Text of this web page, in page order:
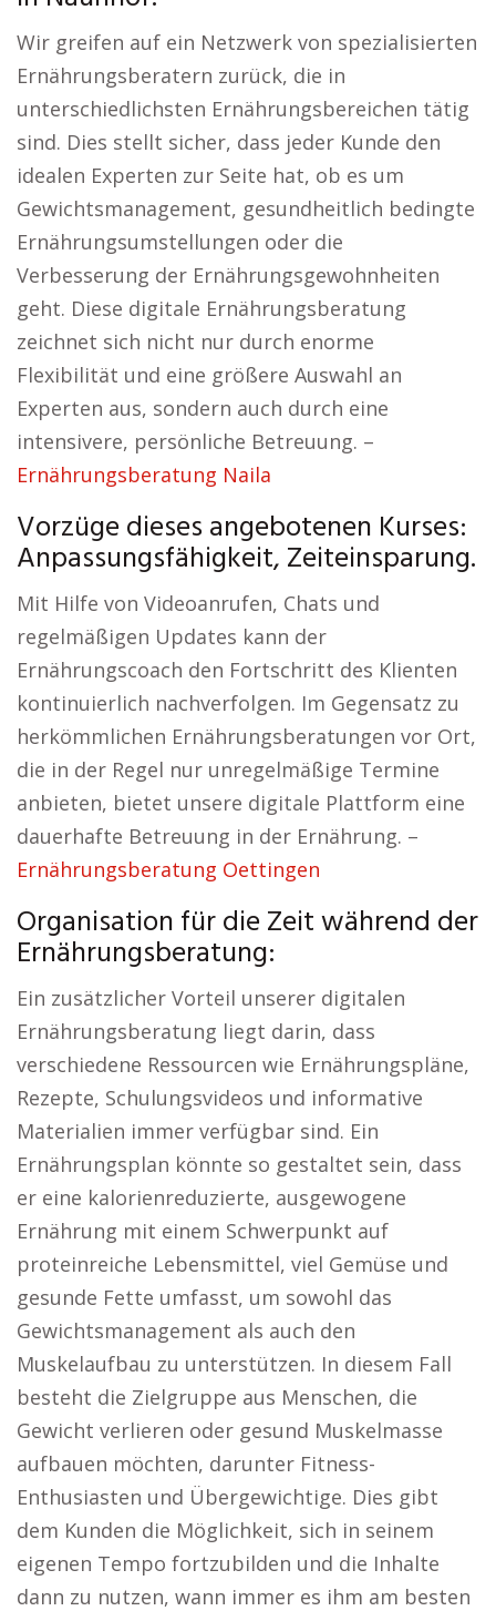
Wir greifen auf ein Netzwerk von spezialisierten
Ernährungsberatern zurück, die in
unterschiedlichsten Ernährungsbereichen tätig
sind. Dies stellt sicher, dass jeder Kunde den
idealen Experten zur Seite hat, ob es um
Gewichtsmanagement, gesundheitlich bedingte
Ernährungsumstellungen oder die
Verbesserung der Ernährungsgewohnheiten
geht. Diese digitale Ernährungsberatung
zeichnet sich nicht nur durch enorme
Flexibilität und eine größere Auswahl an
Experten aus, sondern auch durch eine
intensivere, persönliche Betreuung. –
Ernährungsberatung Naila
Vorzüge dieses angebotenen Kurses:
Anpassungsfähigkeit, Zeiteinsparung.
Mit Hilfe von Videoanrufen, Chats und
regelmäßigen Updates kann der
Ernährungscoach den Fortschritt des Klienten
kontinuierlich nachverfolgen. Im Gegensatz zu
herkömmlichen Ernährungsberatungen vor Ort,
die in der Regel nur unregelmäßige Termine
anbieten, bietet unsere digitale Plattform eine
dauerhafte Betreuung in der Ernährung. –
Ernährungsberatung Oettingen
Organisation für die Zeit während der
Ernährungsberatung:
Ein zusätzlicher Vorteil unserer digitalen
Ernährungsberatung liegt darin, dass
verschiedene Ressourcen wie Ernährungspläne,
Rezepte, Schulungsvideos und informative
Materialien immer verfügbar sind. Ein
Ernährungsplan könnte so gestaltet sein, dass
er eine kalorienreduzierte, ausgewogene
Ernährung mit einem Schwerpunkt auf
proteinreiche Lebensmittel, viel Gemüse und
gesunde Fette umfasst, um sowohl das
Gewichtsmanagement als auch den
Muskelaufbau zu unterstützen. In diesem Fall
besteht die Zielgruppe aus Menschen, die
Gewicht verlieren oder gesund Muskelmasse
aufbauen möchten, darunter Fitness-
Enthusiasten und Übergewichtige. Dies gibt
dem Kunden die Möglichkeit, sich in seinem
eigenen Tempo fortzubilden und die Inhalte
dann zu nutzen, wann immer es ihm am besten